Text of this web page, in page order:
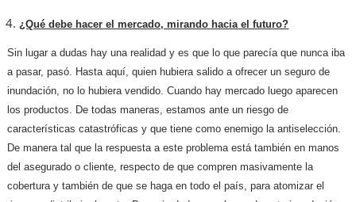
¿Qué debe hacer el mercado, mirando hacia el futuro?
Sin lugar a dudas hay una realidad y es que lo que parecía que nunca iba
a pasar, pasó. Hasta aquí, quien hubiera salido a ofrecer un seguro de
inundación, no lo hubiera vendido. Cuando hay mercado luego aparecen
los productos. De todas maneras, estamos ante un riesgo de
características catastróficas y que tiene como enemigo la antiselección.
De manera tal que la respuesta a este problema está también en manos
del asegurado o cliente, respecto de que compren masivamente la
cobertura y también de que se haga en todo el país, para atomizar el